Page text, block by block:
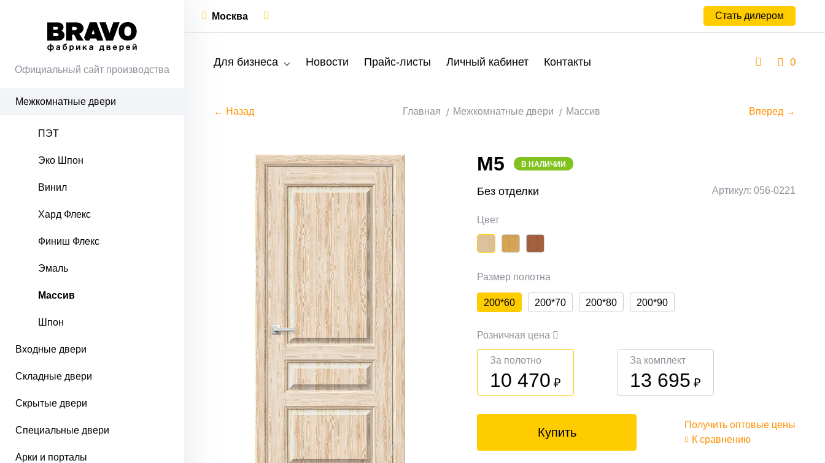
Официальный сайт производства
Межкомнатные двери
ПЭТ
Эко Шпон
Винил
Хард Флекс
Финиш Флекс
Эмаль
Массив
Шпон
Входные двери
Складные двери
Скрытые двери
Специальные двери
Арки и порталы
Москва Стать дилером
Для бизнеса Новости Прайс-листы Личный кабинет Контакты 0
← Назад Главная Межкомнатные двери Массив Вперед →
М5 В НАЛИЧИИ
Без отделки Артикул: 056-0221
Цвет
Размер полотна
200*60 200*70 200*80 200*90
Розничная цена
За полотно
10 470 ₽
За комплект
13 695 ₽
Купить
Получить оптовые цены
К сравнению